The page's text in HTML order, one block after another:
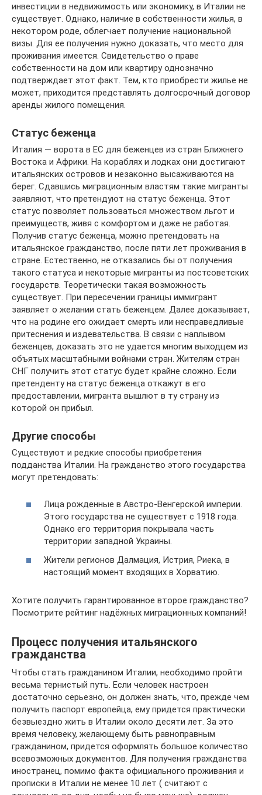
инвестиции в недвижимость или экономику, в Италии не
существует. Однако, наличие в собственности жилья, в
некотором роде, облегчает получение национальной
визы. Для ее получения нужно доказать, что место для
проживания имеется. Свидетельство о праве
собственности на дом или квартиру однозначно
подтверждает этот факт. Тем, кто приобрести жилье не
может, приходится представлять долгосрочный договор
аренды жилого помещения.
Статус беженца
Италия — ворота в ЕС для беженцев из стран Ближнего
Востока и Африки. На кораблях и лодках они достигают
итальянских островов и незаконно высаживаются на
берег. Сдавшись миграционным властям такие мигранты
заявляют, что претендуют на статус беженца. Этот
статус позволяет пользоваться множеством льгот и
преимуществ, живя с комфортом и даже не работая.
Получив статус беженца, можно претендовать на
итальянское гражданство, после пяти лет проживания в
стране. Естественно, не отказались бы от получения
такого статуса и некоторые мигранты из постсоветских
государств. Теоретически такая возможность
существует. При пересечении границы иммигрант
заявляет о желании стать беженцем. Далее доказывает,
что на родине его ожидает смерть или несправедливые
притеснения и издевательства. В связи с наплывом
беженцев, доказать это не удается многим выходцем из
объятых масштабными войнами стран. Жителям стран
СНГ получить этот статус будет крайне сложно. Если
претенденту на статус беженца откажут в его
предоставлении, мигранта вышлют в ту страну из
которой он прибыл.
Другие способы
Существуют и редкие способы приобретения
подданства Италии. На гражданство этого государства
могут претендовать:
Лица рожденные в Австро-Венгерской империи.
Этого государства не существует с 1918 года.
Однако его территория покрывала часть
территории западной Украины.
Жители регионов Далмация, Истрия, Риека, в
настоящий момент входящих в Хорватию.
Хотите получить гарантированное второе гражданство?
Посмотрите рейтинг надёжных миграционных компаний!
Процесс получения итальянского
гражданства
Чтобы стать гражданином Италии, необходимо пройти
весьма тернистый путь. Если человек настроен
достаточно серьезно, он должен знать, что, прежде чем
получить паспорт европейца, ему придется практически
безвыездно жить в Италии около десяти лет. За это
время человеку, желающему быть равноправным
гражданином, придется оформлять большое количество
всевозможных документов. Для получения гражданства
иностранец, помимо факта официального проживания и
прописки в Италии не менее 10 лет ( считают с